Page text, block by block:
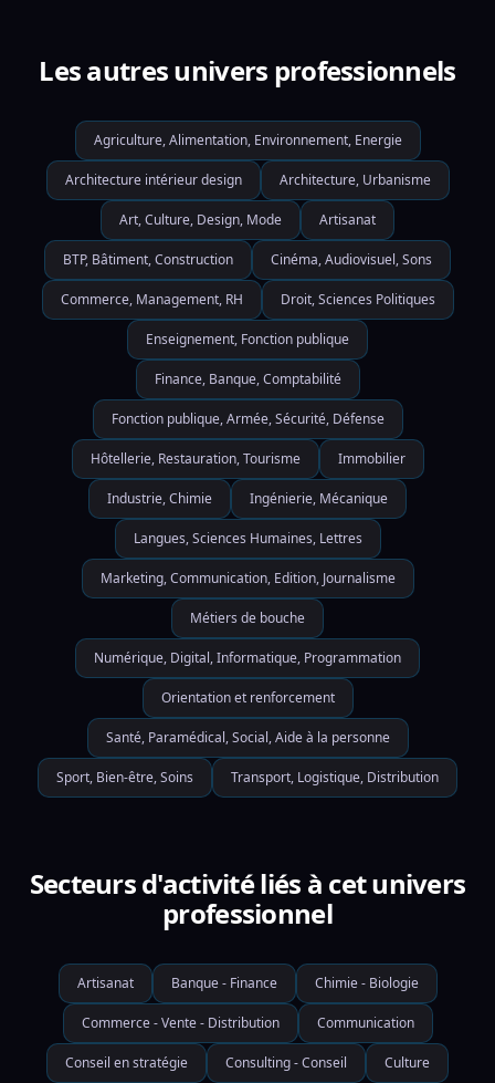
Les autres univers professionnels
Agriculture, Alimentation, Environnement, Energie
Architecture intérieur design Architecture, Urbanisme
Art, Culture, Design, Mode Artisanat
BTP, Bâtiment, Construction Cinéma, Audiovisuel, Sons
Commerce, Management, RH Droit, Sciences Politiques
Enseignement, Fonction publique
Finance, Banque, Comptabilité
Fonction publique, Armée, Sécurité, Défense
Hôtellerie, Restauration, Tourisme Immobilier
Industrie, Chimie Ingénierie, Mécanique
Langues, Sciences Humaines, Lettres
Marketing, Communication, Edition, Journalisme
Métiers de bouche
Numérique, Digital, Informatique, Programmation
Orientation et renforcement
Santé, Paramédical, Social, Aide à la personne
Sport, Bien-être, Soins Transport, Logistique, Distribution
Secteurs d'activité liés à cet univers
professionnel
Artisanat Banque - Finance Chimie - Biologie
Commerce - Vente - Distribution Communication
Conseil en stratégie Consulting - Conseil Culture